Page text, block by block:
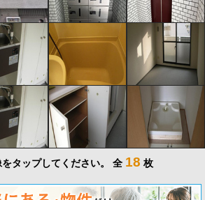
タップしてください。 全 18 枚